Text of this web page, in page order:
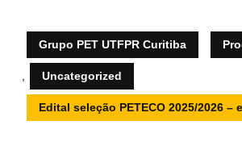
Grupo PET UTFPR Curitiba
Uncategorized
Edital seleção PETECO 2025/2026 –